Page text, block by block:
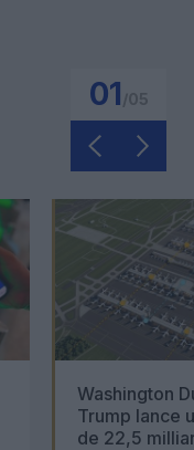
01
Washington
Trump lance
de 22,5